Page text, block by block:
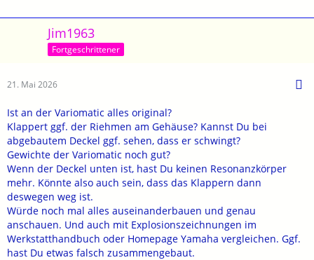
Jim1963
Fortgeschrittener
21. Mai 2026
Ist an der Variomatic alles original?
Klappert ggf. der Riehmen am Gehäuse? Kannst Du bei
abgebautem Deckel ggf. sehen, dass er schwingt?
Gewichte der Variomatic noch gut?
Wenn der Deckel unten ist, hast Du keinen Resonanzkörper
mehr. Könnte also auch sein, dass das Klappern dann
deswegen weg ist.
Würde noch mal alles auseinanderbauen und genau
anschauen. Und auch mit Explosionszeichnungen im
Werkstatthandbuch oder Homepage Yamaha vergleichen. Ggf.
hast Du etwas falsch zusammengebaut.